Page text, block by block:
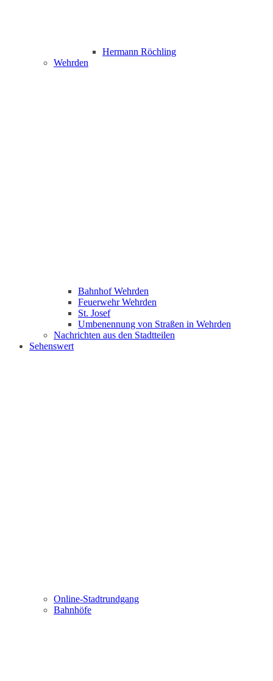
Hermann Röchling
Wehrden
Bahnhof Wehrden
Feuerwehr Wehrden
St. Josef
Umbenennung von Straßen in Wehrden
Nachrichten aus den Stadtteilen
Sehenswert
Online-Stadtrundgang
Bahnhöfe